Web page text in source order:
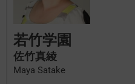
若竹学園
佐竹真綾
Maya Satake